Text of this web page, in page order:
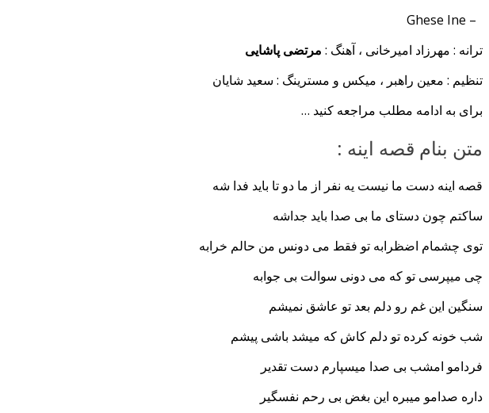
– Ghese Ine
ترانه : مهرزاد امیرخانی ، آهنگ : مرتضی پاشایی
تنظیم : معین راهبر ، میکس و مسترینگ : سعید شایان
برای به ادامه مطلب مراجعه کنید …
متن بنام قصه اینه :
قصه اینه دست ما نیست یه نفر از ما دو تا باید فدا شه
ساکتم چون دستای ما بی صدا باید جداشه
توی چشمام اضظرابه تو فقط می دونس من حالم خرابه
چی میپرسی تو که می دونی سوالت بی جوابه
سنگین این غم رو دلم بعد تو عاشق نمیشم
شب خونه کرده تو دلم کاش که میشد باشی پیشم
فردامو امشب بی صدا میسپارم دست تقدیر
داره صدامو میبره این بغض بی رحم نفسگیر